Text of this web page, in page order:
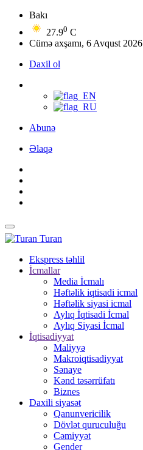
Bakı
27.90 C
Cümə axşamı, 6 Avqust 2026
Daxil ol
Abunə
Əlaqə
Turan
Ekspress təhlil
İcmallar
Media İcmalı
Həftəlik iqtisadi icmal
Həftəlik siyasi icmal
Aylıq İqtisadi İcmal
Aylıq Siyasi İcmal
İqtisadiyyat
Maliyyə
Makroiqtisadiyyat
Sənaye
Kənd təsərrüfatı
Biznes
Daxili siyasət
Qanunvericilik
Dövlət quruculuğu
Cəmiyyət
Gender